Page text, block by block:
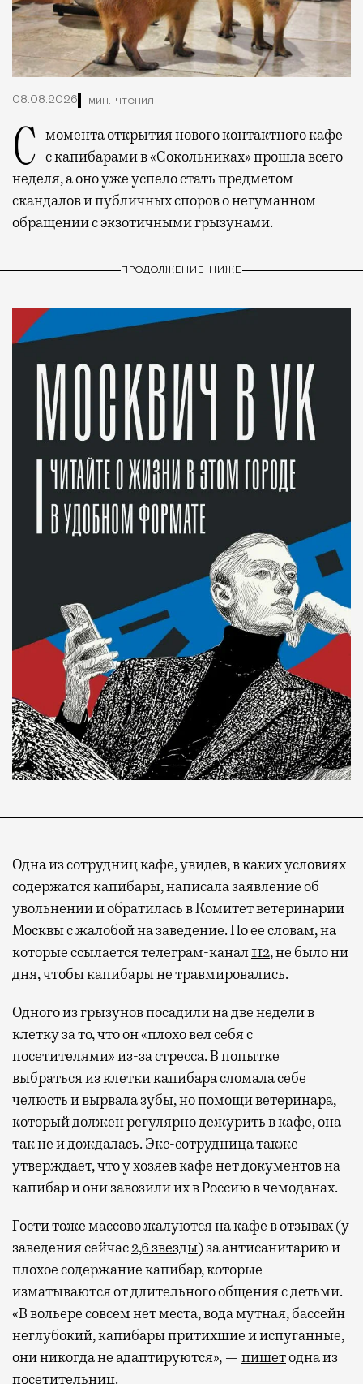
08.08.2026 1 мин. чтения
С момента открытия нового контактного кафе с капибарами в «Сокольниках» прошла всего
неделя, а оно уже успело стать предметом
скандалов и публичных споров о негуманном
обращении с экзотичными грызунами.
ПРОДОЛЖЕНИЕ НИЖЕ
Одна из сотрудниц кафе, увидев, в каких условиях
содержатся капибары, написала заявление об
увольнении и обратилась в Комитет ветеринарии
Москвы с жалобой на заведение. По ее словам, на
которые ссылается телеграм-канал112, не было ни
дня, чтобы капибары не травмировались.
Одного из грызунов посадили на две недели в
клетку за то, что он «плохо вел себя с
посетителями» из-за стресса. В попытке
выбраться из клетки капибара сломала себе
челюсть и вырвала зубы, но помощи ветеринара,
который должен регулярно дежурить в кафе, она
так не и дождалась. Экс-сотрудница также
утверждает, что у хозяев кафе нет документов на
капибар и они завозили их в Россию в чемоданах.
Гости тоже массово жалуются на кафе в отзывах (у
заведения сейчас2,6 звезды) за антисанитарию и
плохое содержание капибар, которые
изматываются от длительного общения с детьми.
«В вольере совсем нет места, вода мутная, бассейн
неглубокий, капибары притихшие и испуганные,
они никогда не адаптируются», — пишетодна из
посетительниц.